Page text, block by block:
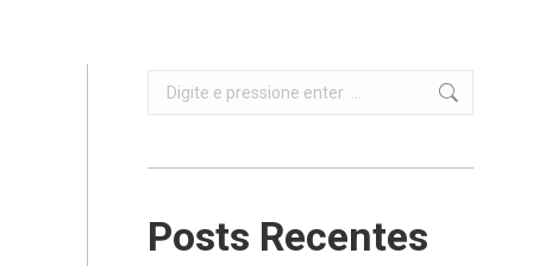
Search:
Posts Recentes